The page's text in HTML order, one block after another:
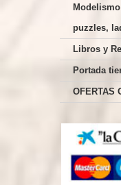
puzzles,
Libros y
Portada
OFERTAS